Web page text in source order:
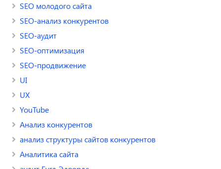
SEO молодого сайта
SEO-анализ конкурентов
SEO-аудит
SEO-оптимизация
SEO-продвижение
UI
UX
YouTube
Анализ конкурентов
анализ структуры сайтов конкурентов
Аналитика сайта